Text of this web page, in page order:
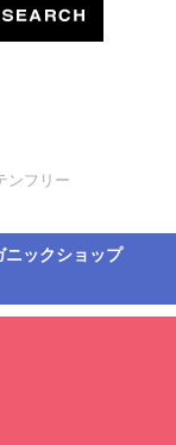
ンフリー
ックショップ